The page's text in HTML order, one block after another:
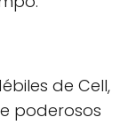
de Cell,
poderosos